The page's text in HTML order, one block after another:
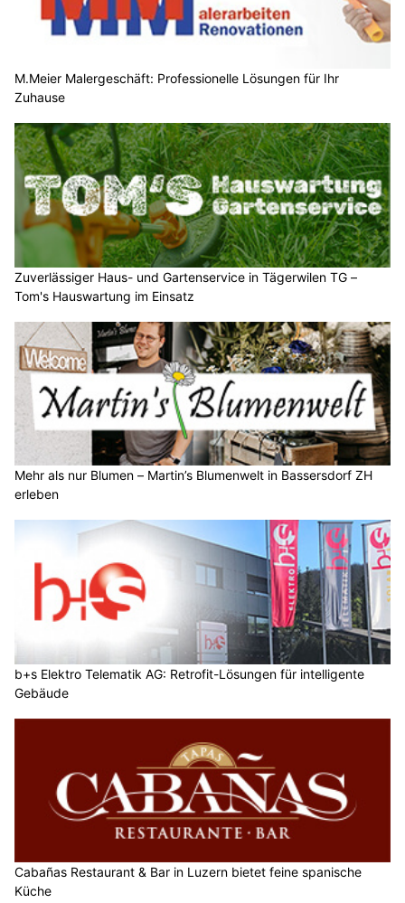
M.Meier Malergeschäft: Professionelle Lösungen für Ihr
Zuhause
Zuverlässiger Haus- und Gartenservice in Tägerwilen TG –
Tom's Hauswartung im Einsatz
Mehr als nur Blumen – Martin’s Blumenwelt in Bassersdorf ZH
erleben
b+s Elektro Telematik AG: Retrofit-Lösungen für intelligente
Gebäude
Cabañas Restaurant & Bar in Luzern bietet feine spanische
Küche